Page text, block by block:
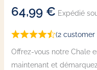
64,99 € Expédié
(2 customer
Offrez-vous notre Chale
maintenant et